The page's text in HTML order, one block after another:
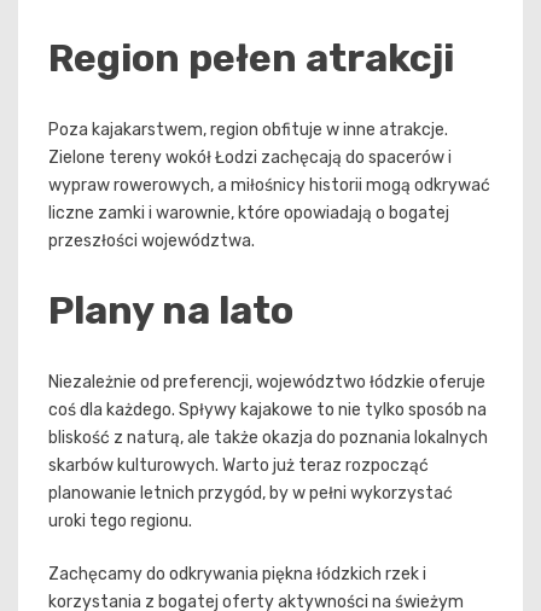
Region pełen atrakcji
Poza kajakarstwem, region obfituje w inne atrakcje.
Zielone tereny wokół Łodzi zachęcają do spacerów i
wypraw rowerowych, a miłośnicy historii mogą odkrywać
liczne zamki i warownie, które opowiadają o bogatej
przeszłości województwa.
Plany na lato
Niezależnie od preferencji, województwo łódzkie oferuje
coś dla każdego. Spływy kajakowe to nie tylko sposób na
bliskość z naturą, ale także okazja do poznania lokalnych
skarbów kulturowych. Warto już teraz rozpocząć
planowanie letnich przygód, by w pełni wykorzystać
uroki tego regionu.
Zachęcamy do odkrywania piękna łódzkich rzek i
korzystania z bogatej oferty aktywności na świeżym